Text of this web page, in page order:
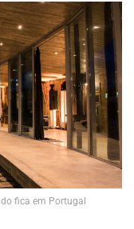
fica em Portugal